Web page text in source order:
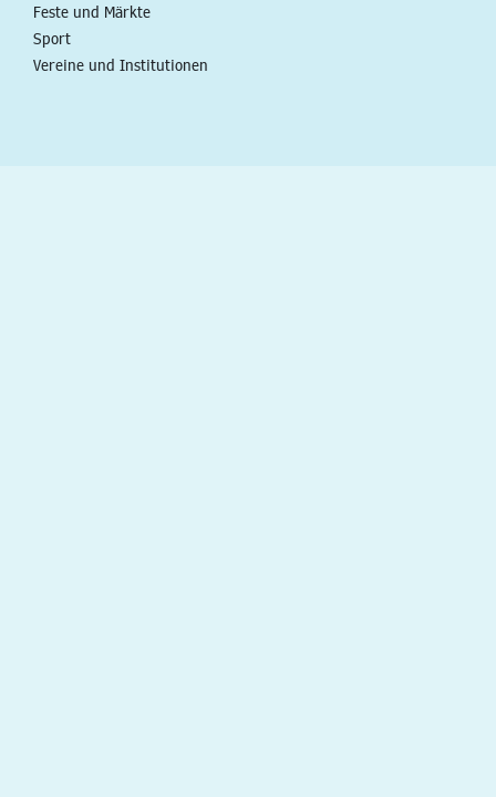
Feste und Märkte
Sport
Vereine und Institutionen